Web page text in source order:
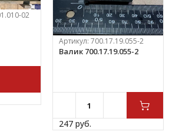
02
Артикул: 700.17.19.055-2
Валик 700.17.19.055-2
247 руб.